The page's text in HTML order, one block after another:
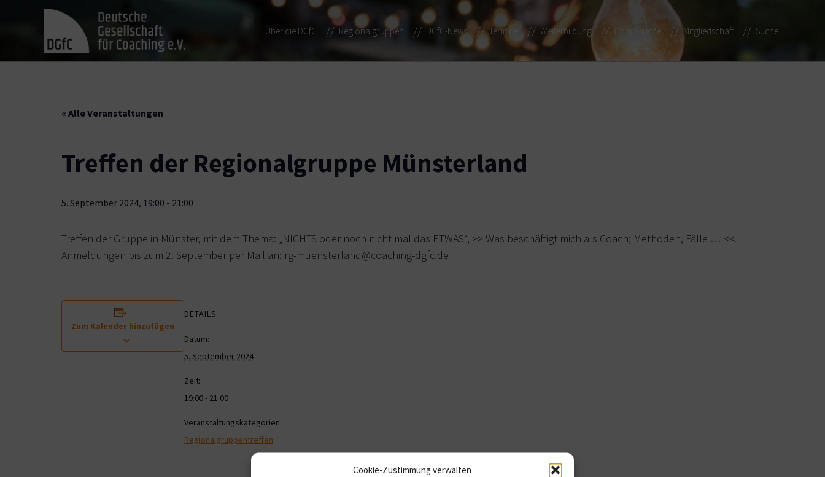
Cookie-Zustimmung verwalten
Über die DGfC Regionalgruppen DGfC-News Termine Weiterbildung Coachsuche Mitgliedschaft Suche
« Alle Veranstaltungen
Treffen der Regionalgruppe Münsterland
5. September 2024, 19:00 - 21:00
Treffen der Gruppe in Münster, mit dem Thema: „NICHTS oder noch nicht mal das ETWAS“, >> Was beschäftigt mich als Coach; Methoden, Fälle … <<.
Anmeldungen bis zum 2. September per Mail an: rg-muensterland@coaching-dgfc.de
Zum Kalender hinzufügen
DETAILS
Datum:
5. September 2024
Zeit:
19:00 - 21:00
Veranstaltungskategorien:
Regionalgruppentreffen